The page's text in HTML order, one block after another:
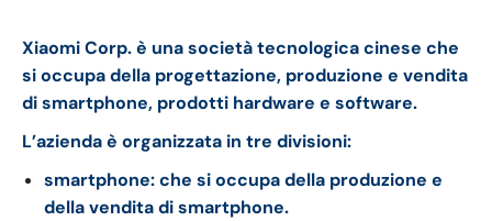
Xiaomi Corp. è una società tecnologica cinese che
si occupa della progettazione, produzione e vendita
di smartphone, prodotti hardware e software.
L’azienda è organizzata in tre divisioni:
smartphone: che si occupa della produzione e
della vendita di smartphone.